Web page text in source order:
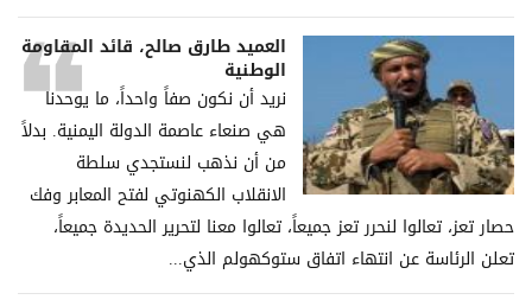
العميد طارق صالح، قائد المقاومة
الوطنية
نريد أن نكون صفاً واحداً، ما يوحدنا
هي صنعاء عاصمة الدولة اليمنية. بدلاً
من أن نذهب لنستجدي سلطة
الانقلاب الكهنوتي لفتح المعابر وفك
حصار تعز، تعالوا لنحرر تعز جميعاً، تعالوا معنا لتحرير الحديدة جميعاً،
تعلن الرئاسة عن انتهاء اتفاق ستوكهولم الذي...